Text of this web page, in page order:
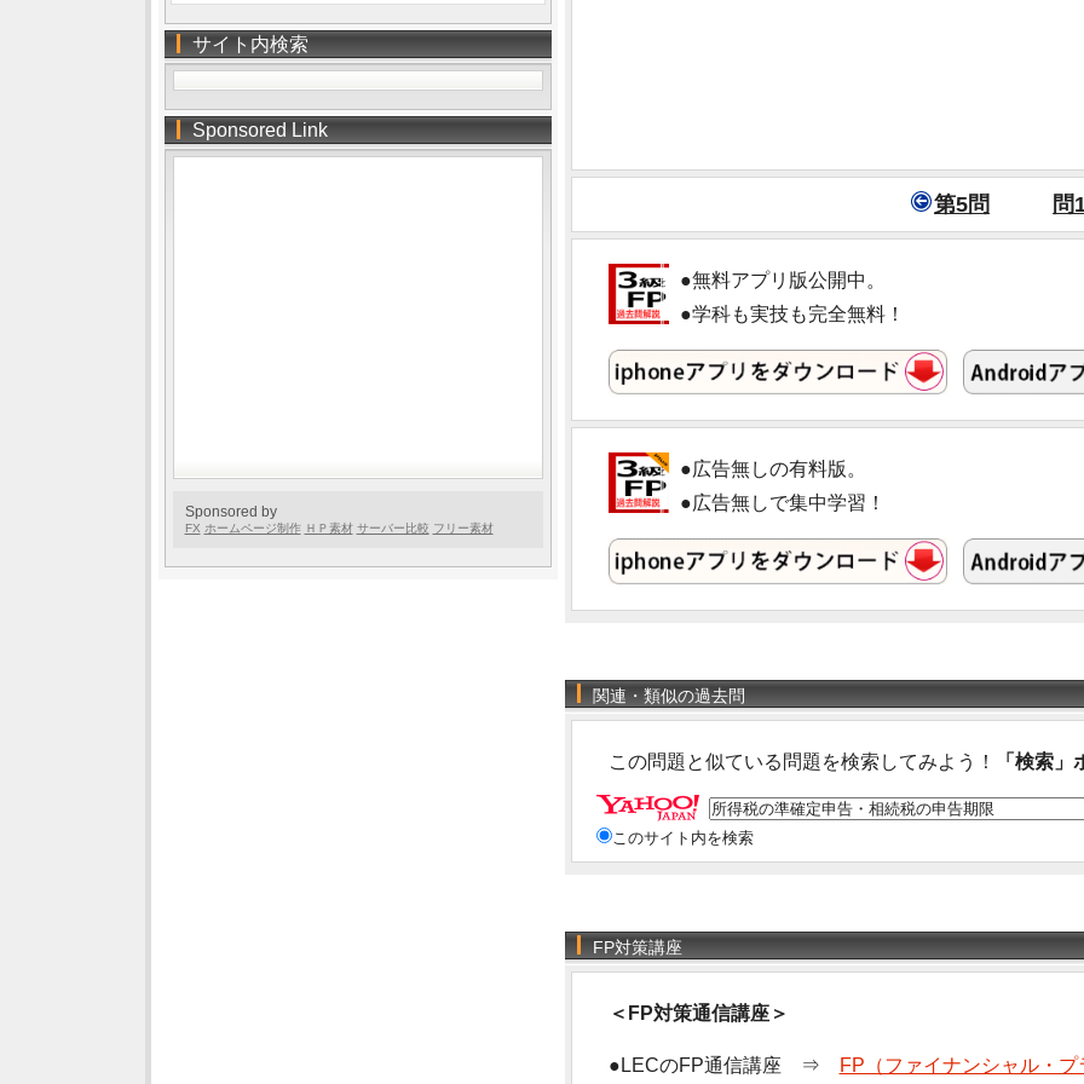
第5問 問
●無料アプリ版公開中。
●学科も実技も完全無料！
●広告無しの有料版。
●広告無しで集中学習！
関連・類似の過去問
この問題と似ている問題を検索してみよう！ 「検索
このサイト内を検索
FP対策講座
＜FP対策通信講座＞
●LECのFP通信講座 ⇒ FP（ファイナンシャル・
サイト内検索
Sponsored Link
Sponsored by
FX ホームページ制作 ＨＰ素材 サーバー比較 フリー素材